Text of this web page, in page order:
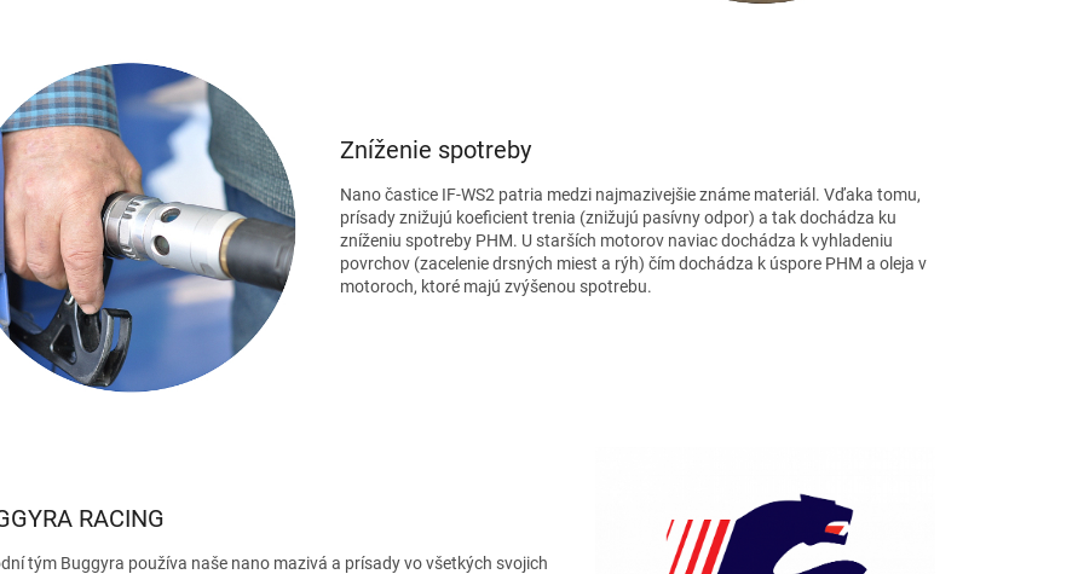
Zníženie spotreby
Nano častice IF-WS2 patria medzi najmazivejšie známe materiál. Vďaka tomu,
prísady znižujú koeficient trenia (znižujú pasívny odpor) a tak dochádza ku
zníženiu spotreby PHM. U starších motorov naviac dochádza k vyhladeniu
povrchov (zacelenie drsných miest a rýh) čím dochádza k úspore PHM a oleja v
motoroch, ktoré majú zvýšenou spotrebu.
RACING
tým Buggyra používa naše nano mazivá a prísady vo všetkých svojich